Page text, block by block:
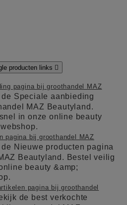
producten links 
pagina bij groothandel MAZ
de Speciale aanbieding
MAZ Beautyland.
in onze online beauty
pagina bij groothandel MAZ
de Nieuwe producten pagina
Beautyland. Bestel veilig
beauty &amp;
pagina bij groothandel
de best verkochte